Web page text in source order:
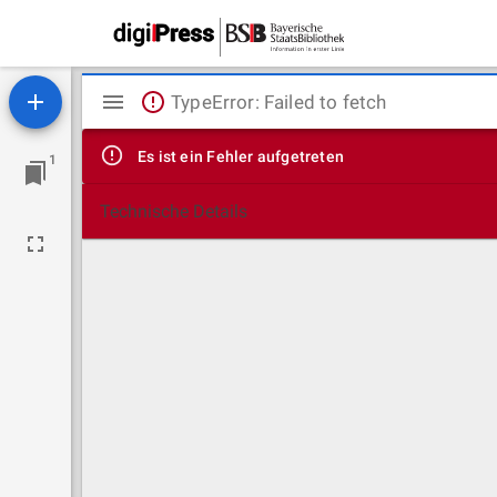
1
Mirador
Viewer
TypeError: Failed to fetch
Es ist ein Fehler aufgetreten
Technische Details